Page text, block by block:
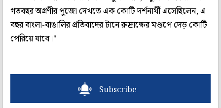
গতবছর অগ্রণীর পুজো দেখতে এক কোটি দর্শনার্থী এসেছিলেন, এ
বছর বাংলা-বাঙালির প্রতিবাদের টানে রুদ্রাক্ষের মণ্ডপে দেড় কোটি
পেরিয়ে যাবে।"
Subscribe